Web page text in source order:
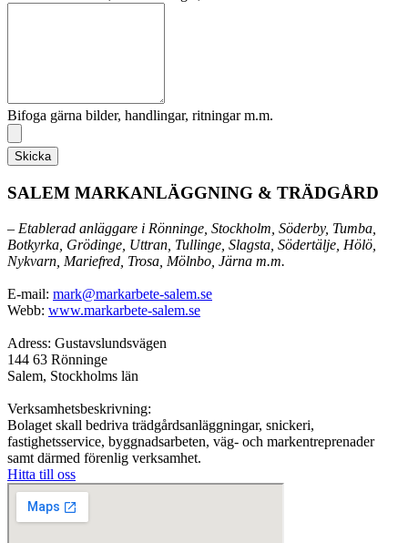
Bifoga gärna bilder, handlingar, ritningar m.m.
Skicka
SALEM MARKANLÄGGNING & TRÄDGÅRD
– Etablerad anläggare i Rönninge, Stockholm, Söderby, Tumba,
Botkyrka, Grödinge, Uttran, Tullinge, Slagsta, Södertälje, Hölö,
Nykvarn, Mariefred, Trosa, Mölnbo, Järna m.m.
E-mail: mark@markarbete-salem.se
Webb: www.markarbete-salem.se
Adress: Gustavslundsvägen
144 63 Rönninge
Salem, Stockholms län
Verksamhetsbeskrivning:
Bolaget skall bedriva trädgårdsanläggningar, snickeri,
fastighetsservice, byggnadsarbeten, väg- och markentreprenader
samt därmed förenlig verksamhet.
Hitta till oss